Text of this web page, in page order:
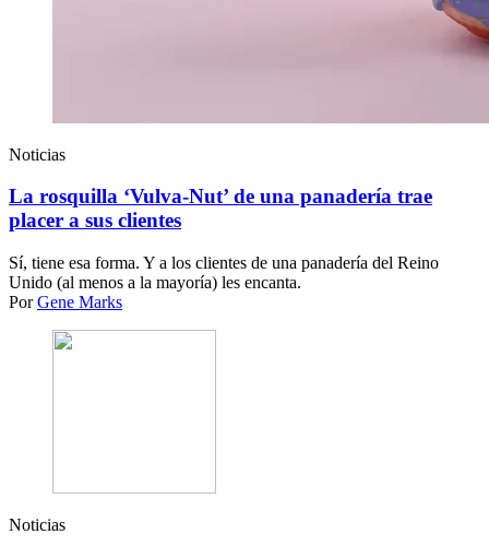
Noticias
La rosquilla ‘Vulva-Nut’ de una panadería trae
placer a sus clientes
Sí, tiene esa forma. Y a los clientes de una panadería del Reino
Unido (al menos a la mayoría) les encanta.
PorGene Marks
Noticias